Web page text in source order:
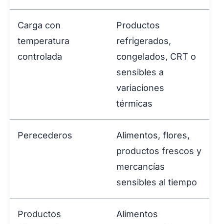
Carga con
temperatura
controlada
Productos
refrigerados,
congelados, CRT o
sensibles a
variaciones
térmicas
Perecederos
Alimentos, flores,
productos frescos y
mercancías
sensibles al tiempo
Productos
Alimentos